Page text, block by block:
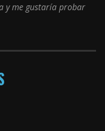
y me gustaría probar